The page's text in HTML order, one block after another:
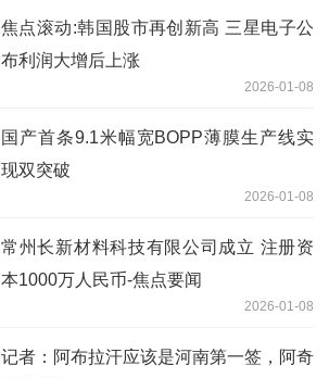
焦点滚动:韩国股市再创新高 三星电子公
布利润大增后上涨
2026-01-08
国产首条9.1米幅宽BOPP薄膜生产线实
现双突破
2026-01-08
常州长新材料科技有限公司成立 注册资
本1000万人民币-焦点要闻
2026-01-08
记者：阿布拉汗应该是河南第一签，阿奇